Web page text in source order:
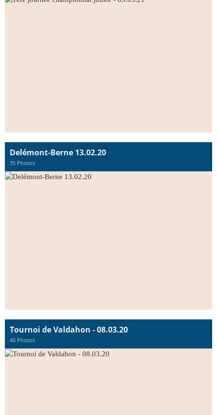
Delémont-Berne 13.02.20
35 Photos
Tournoi de Valdahon - 08.03.20
40 Photos